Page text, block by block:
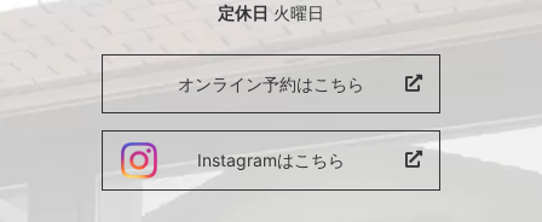
定休日 火曜日
オンライン予約はこちら
Instagramはこちら